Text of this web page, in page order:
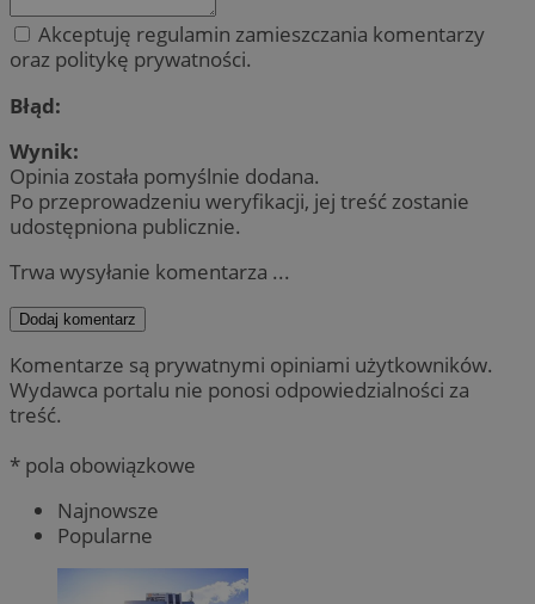
Akceptuję regulamin zamieszczania komentarzy
oraz politykę prywatności.
Błąd:
Wynik:
Opinia została pomyślnie dodana.
Po przeprowadzeniu weryfikacji, jej treść zostanie
udostępniona publicznie.
Trwa wysyłanie komentarza ...
Dodaj komentarz
Komentarze są prywatnymi opiniami użytkowników.
Wydawca portalu nie ponosi odpowiedzialności za
treść.
* pola obowiązkowe
Najnowsze
Popularne